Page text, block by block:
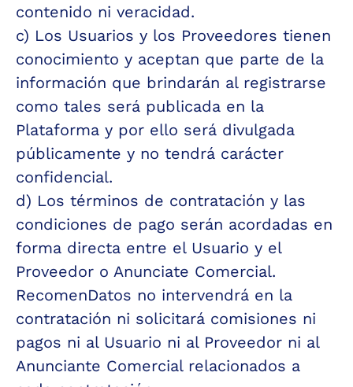
contenido ni veracidad.
c) Los Usuarios y los Proveedores tienen
conocimiento y aceptan que parte de la
información que brindarán al registrarse
como tales será publicada en la
Plataforma y por ello será divulgada
públicamente y no tendrá carácter
confidencial.
d) Los términos de contratación y las
condiciones de pago serán acordadas en
forma directa entre el Usuario y el
Proveedor o Anunciate Comercial.
RecomenDatos no intervendrá en la
contratación ni solicitará comisiones ni
pagos ni al Usuario ni al Proveedor ni al
Anunciante Comercial relacionados a